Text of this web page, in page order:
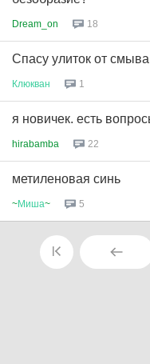
Dream_on 18
Спасу улиток от смыва
Клюкван 1
я новичек. есть
hirabamba 22
метиленовая синь
~Миша~ 5